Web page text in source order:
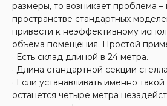
размеры, то возникает проблема –
пространстве стандартных
привести к неэффективному
объема помещения. Простой
· Есть склад длиной в 24 метра.
· Длина стандартной секции
· Если устанавливать именно такой
останется четыре метра